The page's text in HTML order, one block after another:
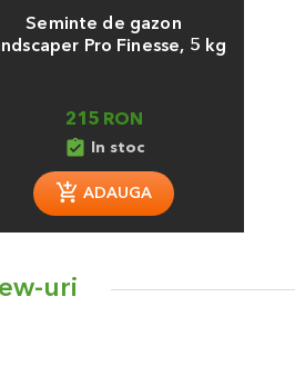
Seminte de gazon
Pro Finesse, 5 kg
215 RON
assignment_turned_in In stoc
ADAUGA
uri